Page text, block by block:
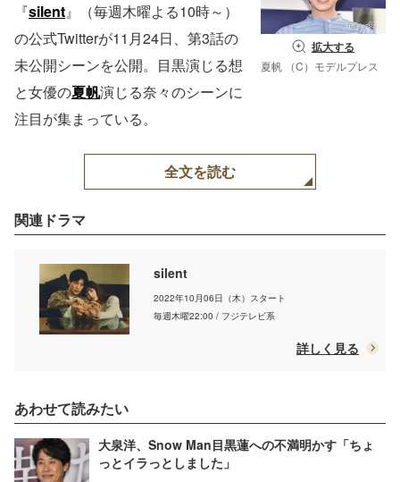
拡大する
夏帆 （C）モデルプレス
『silent』（毎週木曜よる10時～）
の公式Twitterが11月24日、第3話の
未公開シーンを公開。目黒演じる想
と女優の夏帆演じる奈々のシーンに
注目が集まっている。
全文を読む
関連ドラマ
silent
2022年10月06日（木）スタート
毎週木曜22:00 / フジテレビ系
詳しく見る
あわせて読みたい
大泉洋、Snow Man目黒蓮への不満明かす「ちょ
っとイラっとしました」